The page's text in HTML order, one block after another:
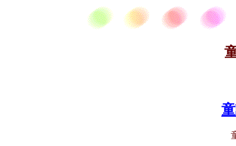
童謡の本